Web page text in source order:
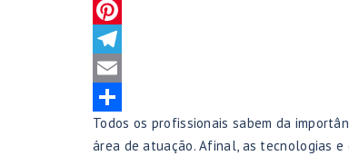
LinkedIn
Pinterest
Telegram
Email
Share
Todos os profissionais sabem da
área de atuação. Afinal, as tecnologias